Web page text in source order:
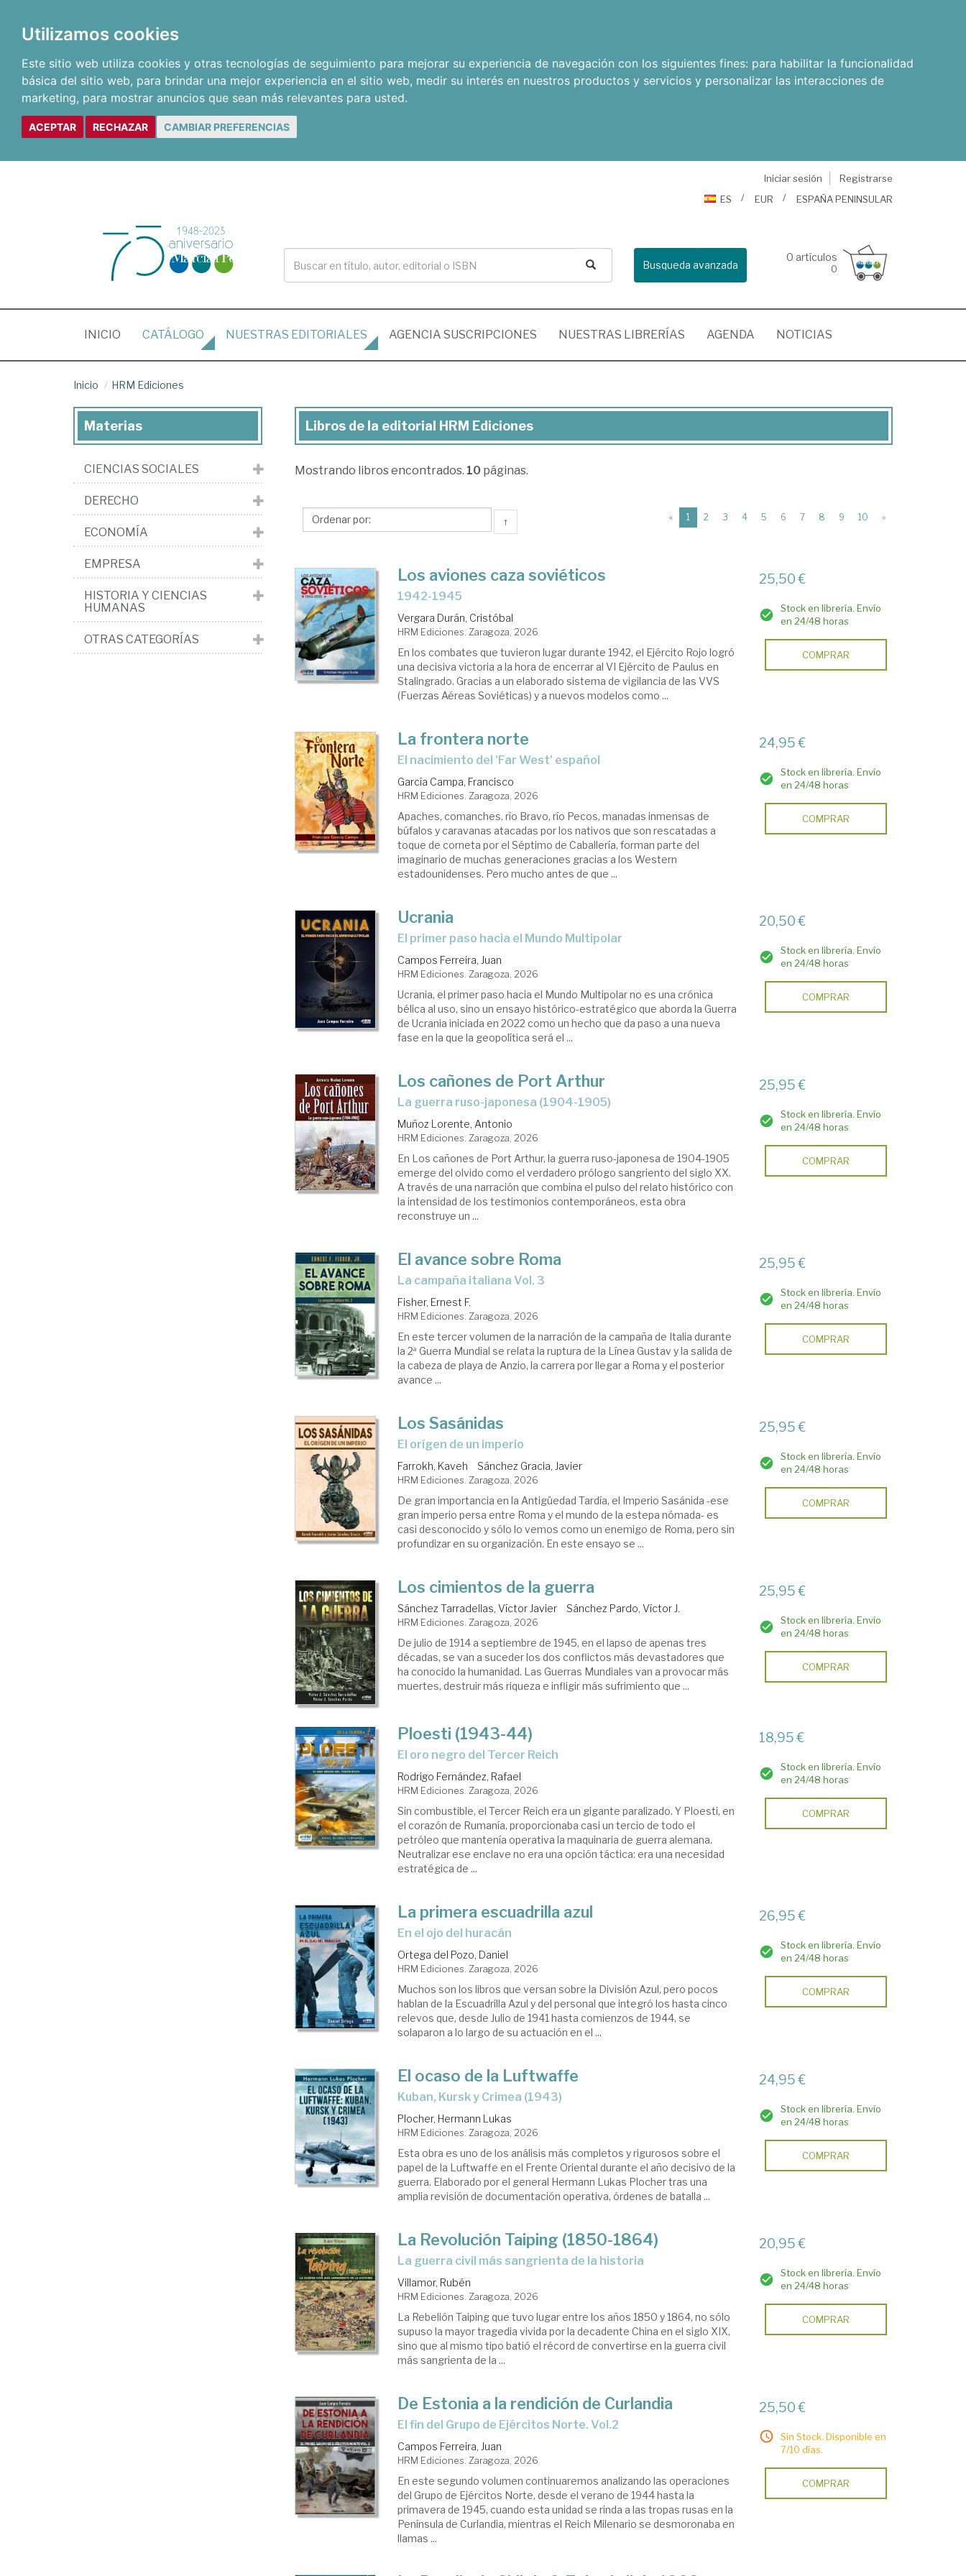
Utilizamos cookies
Este sitio web utiliza cookies y otras tecnologías de seguimiento para mejorar su experiencia de navegación con los siguientes fines: para habilitar la funcionalidad
básica del sitio web, para brindar una mejor experiencia en el sitio web, medir su interés en nuestros productos y servicios y personalizar las interacciones de
marketing, para mostrar anuncios que sean más relevantes para usted.
ACEPTAR RECHAZAR CAMBIAR PREFERENCIAS
Iniciar sesión
Registrarse
ES
EUR ESPAÑA PENINSULAR
Busqueda avanzada
0 artículos
0
INICIO (CURRENT)
CATÁLOGO NUESTRAS EDITORIALES AGENCIA SUSCRIPCIONES NUESTRAS LIBRERÍAS AGENDA NOTICIAS
Inicio HRM Ediciones
Libros
la
HRM
Libros de la editorial HRM Ediciones
Mostrando libros encontrados. 10 páginas.
↑ « 1 (current)
2 3 4 5 6 7 8 9 10 »
Los aviones caza soviéticos
1942-1945
Vergara Durán, Cristóbal
HRM Ediciones. Zaragoza, 2026
En los combates que tuvieron lugar durante 1942, el Ejército Rojo logró
una decisiva victoria a la hora de encerrar al VI Ejército de Paulus en
Stalingrado. Gracias a un elaborado sistema de vigilancia de las VVS
(Fuerzas Aéreas Soviéticas) y a nuevos modelos como ...
25,50 €
Stock en librería. Envío
en 24/48 horas
COMPRAR
La frontera norte
El nacimiento del 'Far West' español
García Campa, Francisco
HRM Ediciones. Zaragoza, 2026
Apaches, comanches, río Bravo, río Pecos, manadas inmensas de
búfalos y caravanas atacadas por los nativos que son rescatadas a
toque de corneta por el Séptimo de Caballería, forman parte del
imaginario de muchas generaciones gracias a los Western
estadounidenses. Pero mucho antes de que ...
24,95 €
Stock en librería. Envío
en 24/48 horas
COMPRAR
Ucrania
El primer paso hacia el Mundo Multipolar
Campos Ferreira, Juan
HRM Ediciones. Zaragoza, 2026
Ucrania, el primer paso hacia el Mundo Multipolar no es una crónica
bélica al uso, sino un ensayo histórico-estratégico que aborda la Guerra
de Ucrania iniciada en 2022 como un hecho que da paso a una nueva
fase en la que la geopolítica será el ...
20,50 €
Stock en librería. Envío
en 24/48 horas
COMPRAR
Los cañones de Port Arthur
La guerra ruso-japonesa (1904-1905)
Muñoz Lorente, Antonio
HRM Ediciones. Zaragoza, 2026
En Los cañones de Port Arthur, la guerra ruso-japonesa de 1904-1905
emerge del olvido como el verdadero prólogo sangriento del siglo XX.
A través de una narración que combina el pulso del relato histórico con
la intensidad de los testimonios contemporáneos, esta obra
reconstruye un ...
25,95 €
Stock en librería. Envío
en 24/48 horas
COMPRAR
El avance sobre Roma
La campaña italiana Vol. 3
Fisher, Ernest F.
HRM Ediciones. Zaragoza, 2026
En este tercer volumen de la narración de la campaña de Italia durante
la 2ª Guerra Mundial se relata la ruptura de la Línea Gustav y la salida de
la cabeza de playa de Anzio, la carrera por llegar a Roma y el posterior
avance ...
25,95 €
Stock en librería. Envío
en 24/48 horas
COMPRAR
Los Sasánidas
El orígen de un imperio
Farrokh, Kaveh Sánchez Gracia, Javier
HRM Ediciones. Zaragoza, 2026
De gran importancia en la Antigüedad Tardía, el Imperio Sasánida -ese
gran imperio persa entre Roma y el mundo de la estepa nómada- es
casi desconocido y sólo lo vemos como un enemigo de Roma, pero sin
profundizar en su organización. En este ensayo se ...
25,95 €
Stock en librería. Envío
en 24/48 horas
COMPRAR
Los cimientos de la guerra
Sánchez Tarradellas, Víctor Javier Sánchez Pardo, Víctor J.
HRM Ediciones. Zaragoza, 2026
De julio de 1914 a septiembre de 1945, en el lapso de apenas tres
décadas, se van a suceder los dos conflictos más devastadores que
ha conocido la humanidad. Las Guerras Mundiales van a provocar más
muertes, destruir más riqueza e infligir más sufrimiento que ...
25,95 €
Stock en librería. Envío
en 24/48 horas
COMPRAR
Ploesti (1943-44)
El oro negro del Tercer Reich
Rodrigo Fernández, Rafael
HRM Ediciones. Zaragoza, 2026
Sin combustible, el Tercer Reich era un gigante paralizado. Y Ploesti, en
el corazón de Rumanía, proporcionaba casi un tercio de todo el
petróleo que mantenía operativa la maquinaria de guerra alemana.
Neutralizar ese enclave no era una opción táctica: era una necesidad
estratégica de ...
18,95 €
Stock en librería. Envío
en 24/48 horas
COMPRAR
La primera escuadrilla azul
En el ojo del huracán
Ortega del Pozo, Daniel
HRM Ediciones. Zaragoza, 2026
Muchos son los libros que versan sobre la División Azul, pero pocos
hablan de la Escuadrilla Azul y del personal que integró los hasta cinco
relevos que, desde Julio de 1941 hasta comienzos de 1944, se
solaparon a lo largo de su actuación en el ...
26,95 €
Stock en librería. Envío
en 24/48 horas
COMPRAR
El ocaso de la Luftwaffe
Kuban, Kursk y Crimea (1943)
Plocher, Hermann Lukas
HRM Ediciones. Zaragoza, 2026
Esta obra es uno de los análisis más completos y rigurosos sobre el
papel de la Luftwaffe en el Frente Oriental durante el año decisivo de la
guerra. Elaborado por el general Hermann Lukas Plocher tras una
amplia revisión de documentación operativa, órdenes de batalla ...
24,95 €
Stock en librería. Envío
en 24/48 horas
COMPRAR
La Revolución Taiping (1850-1864)
La guerra civil más sangrienta de la historia
Villamor, Rubén
HRM Ediciones. Zaragoza, 2026
La Rebelión Taiping que tuvo lugar entre los años 1850 y 1864, no sólo
supuso la mayor tragedia vivida por la decadente China en el siglo XIX,
sino que al mismo tipo batió el récord de convertirse en la guerra civil
más sangrienta de la ...
20,95 €
Stock en librería. Envío
en 24/48 horas
COMPRAR
De Estonia a la rendición de Curlandia
El fin del Grupo de Ejércitos Norte. Vol.2
Campos Ferreira, Juan
HRM Ediciones. Zaragoza, 2026
En este segundo volumen continuaremos analizando las operaciones
del Grupo de Ejércitos Norte, desde el verano de 1944 hasta la
primavera de 1945, cuando esta unidad se rinda a las tropas rusas en la
Península de Curlandia, mientras el Reich Milenario se desmoronaba en
llamas ...
25,50 €
Sin Stock. Disponible en
7/10 días.
COMPRAR
Materias
CIENCIAS SOCIALES
DERECHO
ECONOMÍA
EMPRESA
HISTORIA Y CIENCIAS
HUMANAS
OTRAS CATEGORÍAS